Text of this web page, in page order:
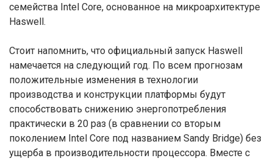
семейства Intel Core, основанное на микроархитектуре
Haswell.
Стоит напомнить, что официальный запуск Haswell
намечается на следующий год. По всем прогнозам
положительные изменения в технологии
производства и конструкции платформы будут
способствовать снижению энергопотребления
практически в 20 раз (в сравнении со вторым
поколением Intel Core под названием Sandy Bridge) без
ущерба в производительности процессора. Вместе с